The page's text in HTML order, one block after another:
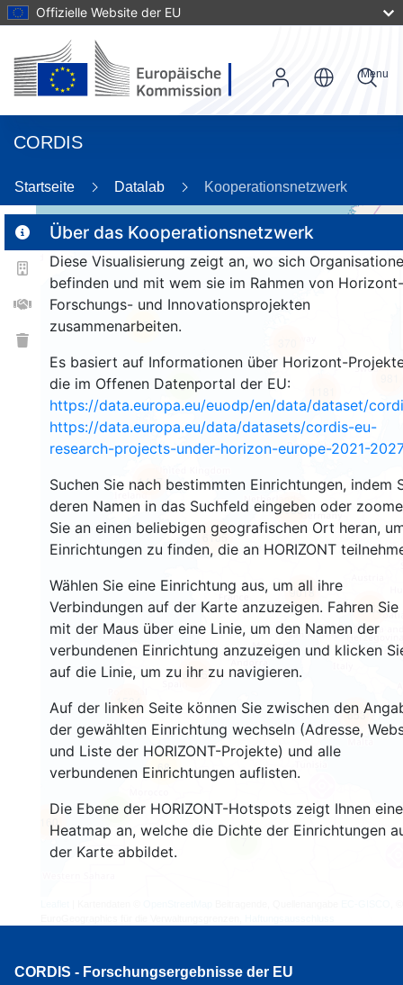
Offizielle Website der EU
CORDIS
Menu
Startseite Datalab Kooperationsnetzwerk
Über das Kooperationsnetzwerk
Diese Visualisierung zeigt an, wo sich
befinden und mit wem sie im Rahmen von Horizont-
Forschungs- und Innovationsprojekten
zusammenarbeiten.
Es basiert auf Informationen über Horizont-
die im Offenen Datenportal der EU:
https://data.europa.eu/euodp/en/data/dataset/
https://data.europa.eu/data/datasets/cordis-eu-
research-projects-under-horizon-europe-2021-2027
Suchen Sie nach bestimmten Einrichtungen, indem
deren Namen in das Suchfeld eingeben oder
Sie an einen beliebigen geografischen Ort heran,
Einrichtungen zu finden, die an HORIZONT
Wählen Sie eine Einrichtung aus, um all ihre
Verbindungen auf der Karte anzuzeigen. Fahren Sie
mit der Maus über eine Linie, um den Namen der
verbundenen Einrichtung anzuzeigen und klicken
auf die Linie, um zu ihr zu navigieren.
Auf der linken Seite können Sie zwischen den
der gewählten Einrichtung wechseln (Adresse,
und Liste der HORIZONT-Projekte) und alle
verbundenen Einrichtungen auflisten.
Die Ebene der HORIZONT-Hotspots zeigt Ihnen eine
Heatmap an, welche die Dichte der Einrichtungen
der Karte abbildet.
25
9
4
160
68
1534
653
10667
1447
6105
6255
9018
6963
CORDIS - Forschungsergebnisse der EU